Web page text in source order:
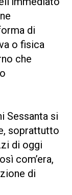
di
o fisica
che
Sessanta si
soprattutto
di oggi
com’era,
di